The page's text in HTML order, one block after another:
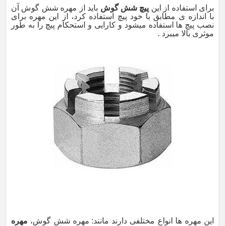
برای استفاده از این پیچ شش گوش باید از مهره شش گوش آن
با اندازه ی مطابق با خود پیچ استفاده کرد، از این مهره برای
نصب پیچ ها استفاده میشود و کارایی و استحکام پیچ را به طور
موثری بالا میبرد .
این مهره ها انواع مختلفی دارند مانند: مهره شش گوش، مهره